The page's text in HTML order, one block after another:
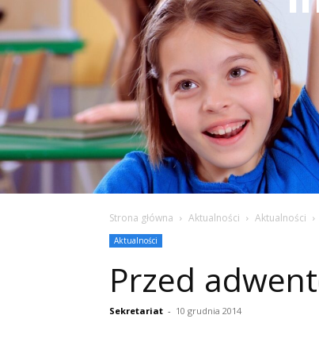
Strona główna Aktualności Aktualności
Aktualności
Przed
Sekretariat - 10 grudnia 2014